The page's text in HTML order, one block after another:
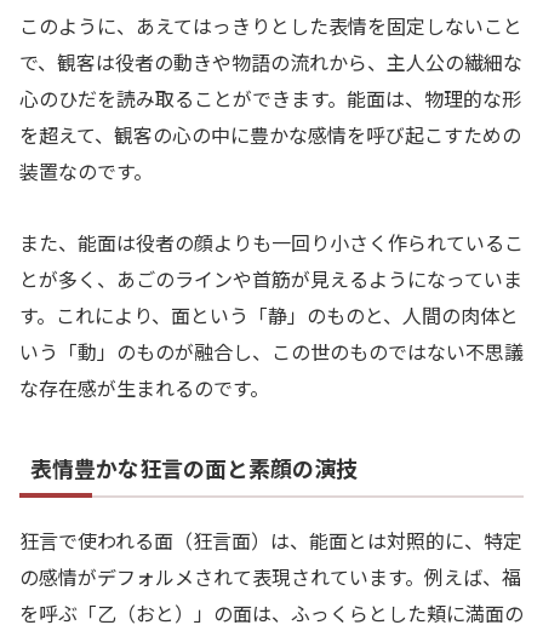
このように、あえてはっきりとした表情を固定しないこと
で、観客は役者の動きや物語の流れから、主人公の繊細な
心のひだを読み取ることができます。能面は、物理的な形
を超えて、観客の心の中に豊かな感情を呼び起こすための
装置なのです。
また、能面は役者の顔よりも一回り小さく作られているこ
とが多く、あごのラインや首筋が見えるようになっていま
す。これにより、面という「静」のものと、人間の肉体と
いう「動」のものが融合し、この世のものではない不思議
な存在感が生まれるのです。
表情豊かな狂言の面と素顔の演技
狂言で使われる面（狂言面）は、能面とは対照的に、特定
の感情がデフォルメされて表現されています。例えば、福
を呼ぶ「乙（おと）」の面は、ふっくらとした頬に満面の